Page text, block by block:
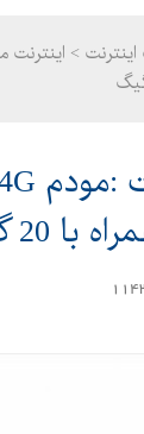
20 گیگ